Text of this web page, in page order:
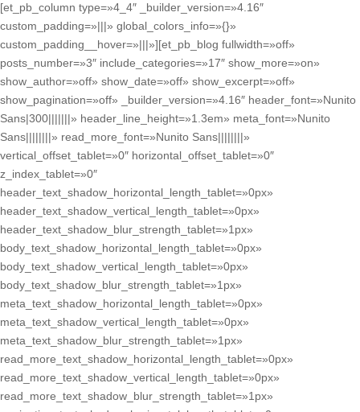
[et_pb_column type=»4_4″ _builder_version=»4.16″
custom_padding=»|||» global_colors_info=»{}»
custom_padding__hover=»|||»][et_pb_blog fullwidth=»off»
posts_number=»3″ include_categories=»17″ show_more=»on»
show_author=»off» show_date=»off» show_excerpt=»off»
show_pagination=»off» _builder_version=»4.16″ header_font=»Nunito
Sans|300|||||||» header_line_height=»1.3em» meta_font=»Nunito
Sans||||||||» read_more_font=»Nunito Sans||||||||»
vertical_offset_tablet=»0″ horizontal_offset_tablet=»0″
z_index_tablet=»0″
header_text_shadow_horizontal_length_tablet=»0px»
header_text_shadow_vertical_length_tablet=»0px»
header_text_shadow_blur_strength_tablet=»1px»
body_text_shadow_horizontal_length_tablet=»0px»
body_text_shadow_vertical_length_tablet=»0px»
body_text_shadow_blur_strength_tablet=»1px»
meta_text_shadow_horizontal_length_tablet=»0px»
meta_text_shadow_vertical_length_tablet=»0px»
meta_text_shadow_blur_strength_tablet=»1px»
read_more_text_shadow_horizontal_length_tablet=»0px»
read_more_text_shadow_vertical_length_tablet=»0px»
read_more_text_shadow_blur_strength_tablet=»1px»